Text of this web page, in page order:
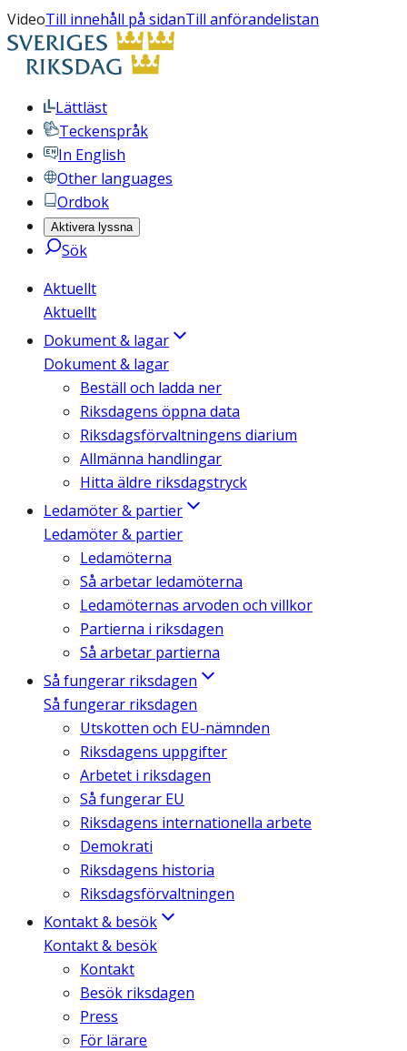
VideoTill innehåll på sidanTill anförandelistan
Lättläst
Teckenspråk
In English
Other languages
Ordbok
Aktivera lyssna
Sök
Aktuellt
Aktuellt
Dokument & lagar
Dokument & lagar
Beställ och ladda ner
Riksdagens öppna data
Riksdagsförvaltningens diarium
Allmänna handlingar
Hitta äldre riksdagstryck
Ledamöter & partier
Ledamöter & partier
Ledamöterna
Så arbetar ledamöterna
Ledamöternas arvoden och villkor
Partierna i riksdagen
Så arbetar partierna
Så fungerar riksdagen
Så fungerar riksdagen
Utskotten och EU-nämnden
Riksdagens uppgifter
Arbetet i riksdagen
Så fungerar EU
Riksdagens internationella arbete
Demokrati
Riksdagens historia
Riksdagsförvaltningen
Kontakt & besök
Kontakt & besök
Kontakt
Besök riksdagen
Press
För lärare